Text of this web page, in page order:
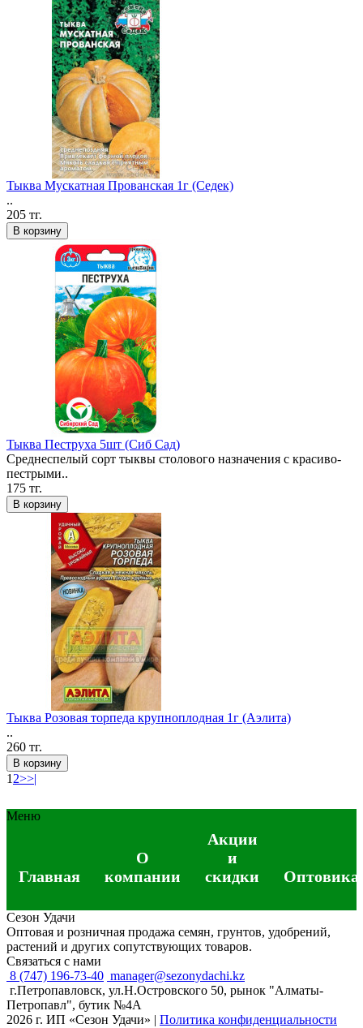
Тыква Мускатная Прованская 1г (Седек)
..
205 тг.
В корзину
Тыква Пеструха 5шт (Сиб Сад)
Среднеспелый сорт тыквы столового назначения с красиво-
пестрыми..
175 тг.
В корзину
Тыква Розовая торпеда крупноплодная 1г (Аэлита)
..
260 тг.
В корзину
1 2>>|
Меню
Главная
О
компании
Акции
и
скидки
Сезон Удачи
Оптовая и розничная продажа семян, грунтов, удобрений,
растений и других сопутствующих товаров.
Связаться с нами
8 (747) 196-73-40 manager@sezonydachi.kz
г.Петропавловск, ул.Н.Островского 50, рынок "Алматы-
Петропавл", бутик №4A
2026 г. ИП «Сезон Удачи» | Политика конфиденциальности